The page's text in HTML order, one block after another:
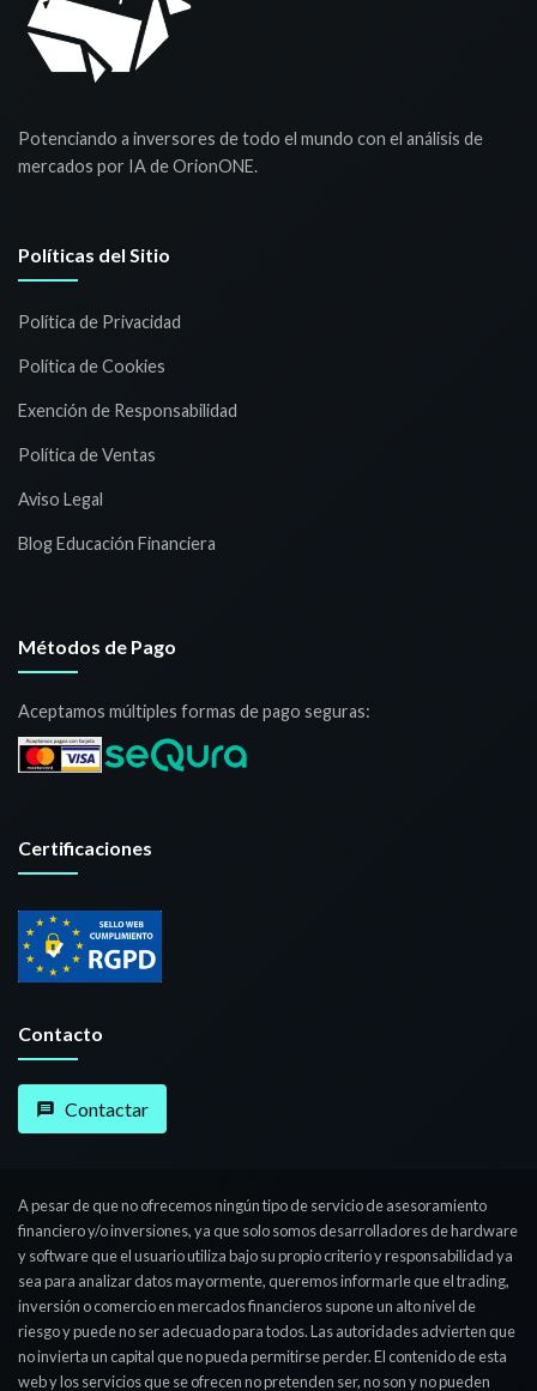
Potenciando a inversores de todo el mundo con el análisis de
mercados por IA de OrionONE.
Políticas del Sitio
Política de Privacidad
Política de Cookies
Exención de Responsabilidad
Política de Ventas
Aviso Legal
Blog Educación Financiera
Métodos de Pago
Aceptamos múltiples formas de pago seguras:
Certificaciones
Contacto
Contactar
A pesar de que no ofrecemos ningún tipo de servicio de asesoramiento
financiero y/o inversiones, ya que solo somos desarrolladores de hardware
y software que el usuario utiliza bajo su propio criterio y responsabilidad ya
sea para analizar datos mayormente, queremos informarle que el trading,
inversión o comercio en mercados financieros supone un alto nivel de
riesgo y puede no ser adecuado para todos. Las autoridades advierten que
no invierta un capital que no pueda permitirse perder. El contenido de esta
web y los servicios que se ofrecen no pretenden ser, no son y no pueden